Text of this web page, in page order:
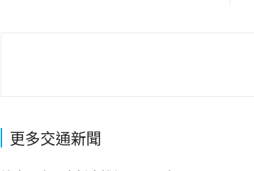
更多交通新聞